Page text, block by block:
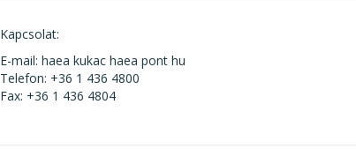
Kapcsolat:
E-mail: haea kukac haea pont hu
Telefon: +36 1 436 4800
Fax: +36 1 436 4804